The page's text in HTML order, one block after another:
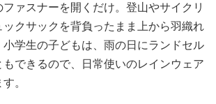
ァスナーを開くだけ。登山やサイクリ
ックサックを背負ったまま上から羽織れ
小学生の子どもは、雨の日にランドセル
できるので、日常使いのレインウェア
。